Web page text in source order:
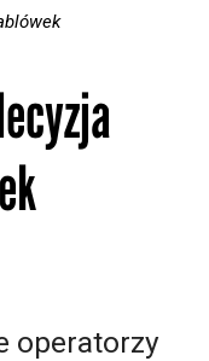
operatorzy